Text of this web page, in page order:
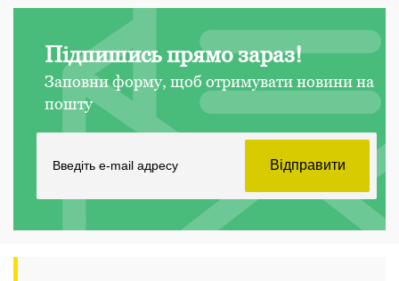
Підпишись прямо зараз!
Заповни форму, щоб отримувати новини на
пошту